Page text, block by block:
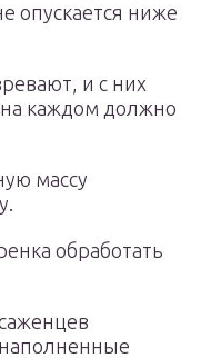
опускается ниже
и с них
каждом должно
массу
обработать